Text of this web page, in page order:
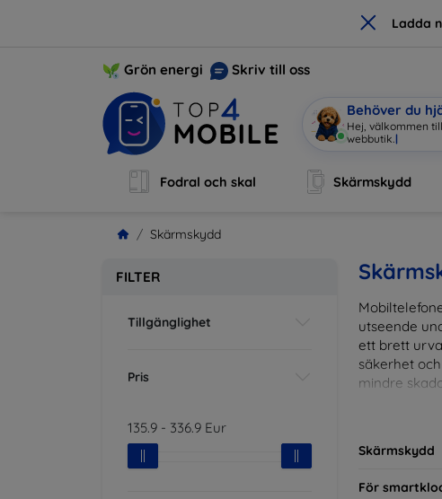
× Ladda
Grön energi Skriv till oss
Behöver du
Hej, välkommen till
Fodral och skal Skärmskydd
Skärmskydd
FILTER
Tillgänglighet
Pris
135.9 - 336.9 Eur
utseende
ett brett
säkerhet
mindre
modeller,
Skärmskydd
För